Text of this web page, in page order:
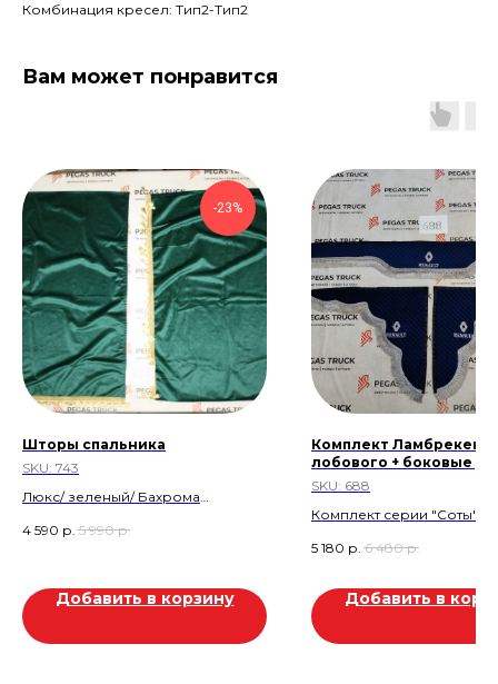
Комбинация кресел: Тип2-Тип2
Вам может понравится
-23%
Шторы спальника
SKU: 743
Люкс/ зеленый/ Бахрома
Скидка 1.400 р
4 590 р. 5 990 р.
Добавить в корзину
Комплект Ламбрекен
лобового + боковые
SKU: 688
Комплект серии "Соты":
вышивкой Renault) +
Стеганный велюр. Синий.
Скидка 1.300 руб.
5 180 р. 6 480 р.
Добавить в